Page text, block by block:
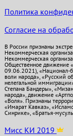
Политика
Согласие на
В России признаны
Некоммерческая
Некоммерческая
Общественное движение
09.06.2021), «Национал-
воли народа», «Русский
нелегальной
Степана Бандеры»,
народа», движение
«Воля». Признаны
«Имарат Кавказ»,
Синрике», «Братья-
Мисс КИ 2019